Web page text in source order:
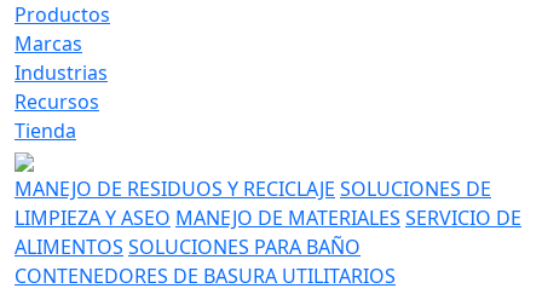
Productos
Marcas
Industrias
Recursos
Tienda
MANEJO DE RESIDUOS Y RECICLAJE SOLUCIONES DE
LIMPIEZA Y ASEO MANEJO DE MATERIALES SERVICIO DE
ALIMENTOS SOLUCIONES PARA BAÑO
CONTENEDORES DE BASURA UTILITARIOS